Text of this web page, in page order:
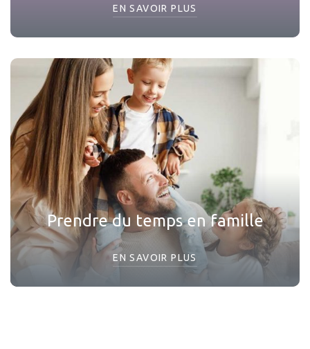
EN SAVOIR PLUS
Prendre du temps en famille
EN SAVOIR PLUS